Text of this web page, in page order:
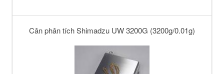
Cân phân tích Shimadzu UW 3200G (3200g/0.01g)